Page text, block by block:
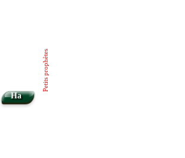
Ha
Petits prophètes